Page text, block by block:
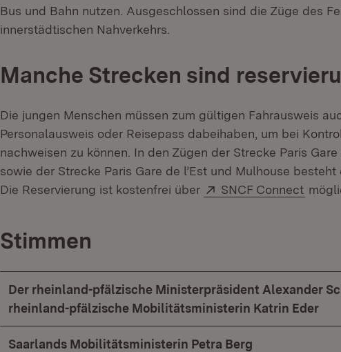
Bus und Bahn nutzen. Ausgeschlossen sind die Züge des
innerstädtischen Nahverkehrs.
Manche Strecken sind
Die jungen Menschen müssen zum gültigen Fahrausweis
Personalausweis oder Reisepass dabeihaben, um bei
nachweisen zu können. In den Zügen der Strecke Paris
sowie der Strecke Paris Gare de l’Est und Mulhouse
Die Reservierung ist kostenfrei über
Extern:
SNCF Connect
Stimmen
Der rheinland-pfälzische Ministerpräsident Alexander
rheinland-pfälzische Mobilitätsministerin Katrin Eder
Saarlands Mobilitätsministerin Petra Berg